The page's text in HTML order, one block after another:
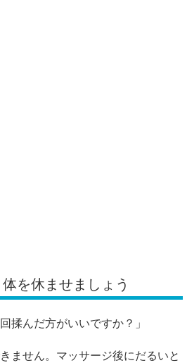
を休ませましょう
揉んだ方がいいですか？」
ません。マッサージ後にだるいと